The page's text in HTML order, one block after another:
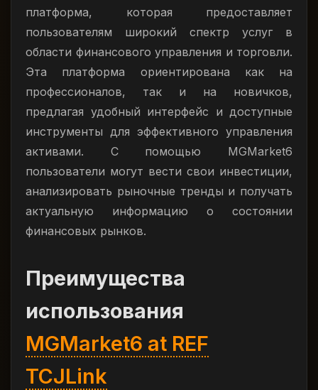
платформа, которая предоставляет
пользователям широкий спектр услуг в
области финансового управления и торговли.
Эта платформа ориентирована как на
профессионалов, так и на новичков,
предлагая удобный интерфейс и доступные
инструменты для эффективного управления
активами. С помощью MGMarket6
пользователи могут вести свои инвестиции,
анализировать рыночные тренды и получать
актуальную информацию о состоянии
финансовых рынков.
Преимущества
использования
MGMarket6 at REF
TCJLink